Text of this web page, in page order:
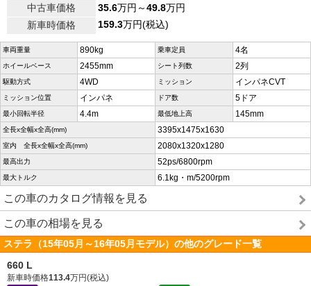
中古車価格
35.6万円～49.8万円
新車時価格
159.3万円(税込)
車両重量 890kg 乗車定員 4名
ホイールベース 2455mm シート列数 2列
駆動方式 4WD ミッション インパネCVT
ミッション位置 インパネ ドア数 5ドア
最小回転半径 4.4m 最低地上高 145mm
全長x全幅x全高(mm) 3395x1475x1630
室内 全長x全幅x全高(mm) 2080x1320x1280
最高出力 52ps/6800rpm
最大トルク 6.1kg・m/5200rpm
この車のカタログ情報を見る
この車の相場を見る
ステラ（15年05月～16年05月モデル）の他のグレード一覧
660 L
新車時価格113.4万円(税込)